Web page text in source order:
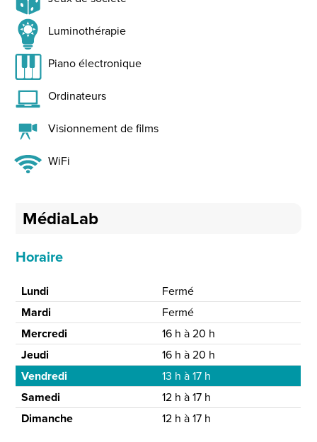
Luminothérapie
Piano électronique
Ordinateurs
Visionnement de films
WiFi
MédiaLab
Horaire
Lundi
Fermé
Mardi
Fermé
Mercredi
16 h à 20 h
Jeudi
16 h à 20 h
Vendredi
13 h à 17 h
Samedi
12 h à 17 h
Dimanche
12 h à 17 h